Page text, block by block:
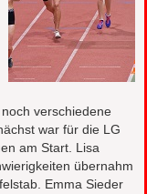
verschiedene
war für die LG
am Start. Lisa
übernahm
Emma Sieder